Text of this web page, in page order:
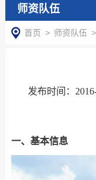
师资队伍
首页 > 师资队伍 >
发布时间：
一、基本信息